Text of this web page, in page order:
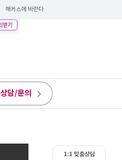
해커스에 바란다
상담/문의
1:1 맞춤상담